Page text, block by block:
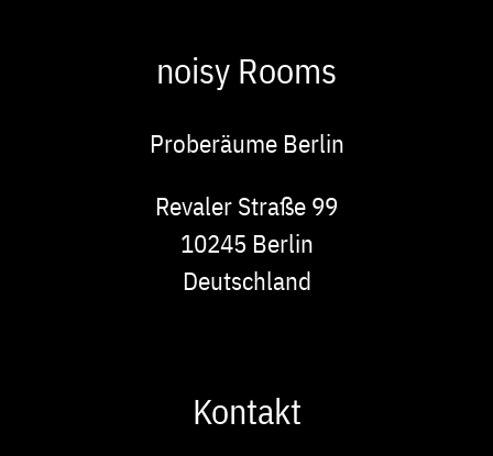
noisy Rooms
Proberäume Berlin
Revaler Straße 99
10245 Berlin
Deutschland
Kontakt